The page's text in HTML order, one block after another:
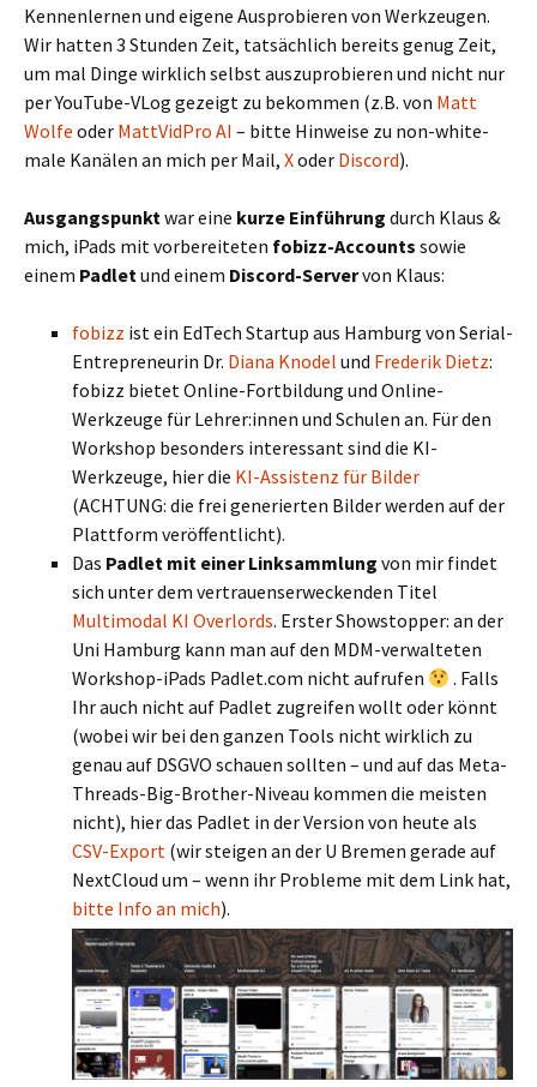
Kennenlernen und eigene Ausprobieren von Werkzeugen.
Wir hatten 3 Stunden Zeit, tatsächlich bereits genug Zeit,
um mal Dinge wirklich selbst auszuprobieren und nicht nur
per YouTube-VLog gezeigt zu bekommen (z.B. von Matt
Wolfe oder MattVidPro AI – bitte Hinweise zu non-white-
male Kanälen an mich per Mail, Xoder Discord).
Ausgangspunktwar eine kurze Einführung durch Klaus &
mich, iPads mit vorbereiteten fobizz-Accounts sowie
einem Padletund einem Discord-Servervon Klaus:
fobizz ist ein EdTech Startup aus Hamburg von Serial-
Entrepreneurin Dr. Diana Knodel und Frederik Dietz:
fobizz bietet Online-Fortbildung und Online-
Werkzeuge für Lehrer:innen und Schulen an. Für den
Workshop besonders interessant sind die KI-
Werkzeuge, hier die KI-Assistenz für Bilder
(ACHTUNG: die frei generierten Bilder werden auf der
Plattform veröffentlicht).
Das Padlet mit einer Linksammlung von mir findet
sich unter dem vertrauenserweckenden Titel
Multimodal KI Overlords. Erster Showstopper: an der
Uni Hamburg kann man auf den MDM-verwalteten
Workshop-iPads Padlet.com nicht aufrufen
. Falls
Ihr auch nicht auf Padlet zugreifen wollt oder könnt
(wobei wir bei den ganzen Tools nicht wirklich zu
genau auf DSGVO schauen sollten – und auf das Meta-
Threads-Big-Brother-Niveau kommen die meisten
nicht), hier das Padlet in der Version von heute als
CSV-Export (wir steigen an der U Bremen gerade auf
NextCloud um – wenn ihr Probleme mit dem Link hat,
bitte Info an mich).